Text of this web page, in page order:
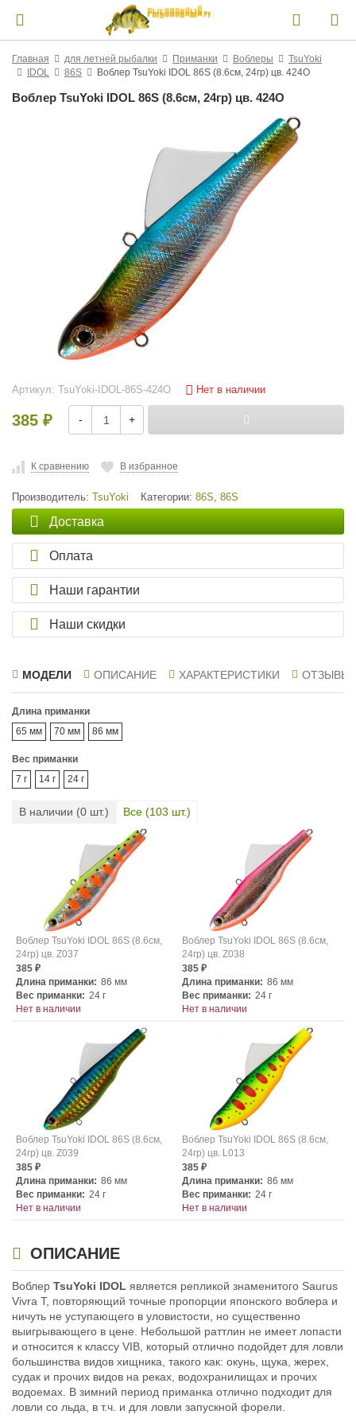
Главная для летней рыбалки Приманки Воблеры
TsuYoki
IDOL
86S Воблер TsuYoki IDOL 86S (8.6см, 24гр) цв. 424O
Воблер TsuYoki IDOL 86S (8.6см, 24гр) цв. 424O
Артикул: TsuYoki-IDOL-86S-424O Нет в наличии
385 ₽ - +
К сравнению В избранное
Производитель: TsuYoki Категории: 86S, 86S
Доставка
Оплата
Наши гарантии
Наши скидки
МОДЕЛИ ОПИСАНИЕ ХАРАКТЕРИСТИКИ ОТЗЫВЫ
Длина приманки
65 мм
70 мм 86 мм
Вес приманки
7 г
14 г 24 г
В наличии (0 шт.) Все (103 шт.)
Воблер TsuYoki IDOL 86S (8.6см,
24гр) цв. Z037
385 ₽
Длина приманки: 86 мм
Вес приманки: 24 г
Нет в наличии
Воблер TsuYoki IDOL 86S (8.6см,
24гр) цв. Z038
385 ₽
Длина приманки: 86 мм
Вес приманки: 24 г
Нет в наличии
Воблер TsuYoki IDOL 86S (8.6см,
24гр) цв. Z039
385 ₽
Длина приманки: 86 мм
Вес приманки: 24 г
Нет в наличии
Воблер TsuYoki IDOL 86S (8.6см,
24гр) цв. L013
385 ₽
Длина приманки: 86 мм
Вес приманки: 24 г
Нет в наличии
Воблер TsuYoki IDOL 86S (8.6см,
24гр) цв. L107
385₽
Длина приманки: 86 мм
Вес приманки:24 г
Нет в наличии
Воблер TsuYoki IDOL 86S (8.6см,
24гр) цв. L162
385 ₽
Длина приманки:86 мм
Вес приманки:24 г
Нет в наличии
ОПИСАНИЕ
Воблер TsuYoki IDOL является репликой знаменитого Saurus
Vivra T, повторяющий точные пропорции японского воблера и
ничуть не уступающего в уловистости, но существенно
выигрывающего в цене. Небольшой раттлин не имеет лопасти
и относится к классу VIB, который отлично подойдет для ловли
большинства видов хищника, такого как: окунь, щука, жерех,
судак и прочих видов на реках, водохранилищах и прочих
водоемах. В зимний период приманка отлично подходит для
ловли со льда, в т.ч. и для ловли запускной форели.